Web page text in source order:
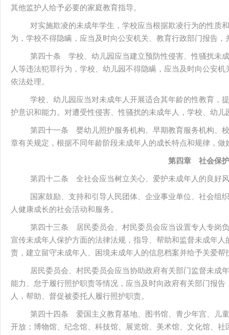
其他监护人给予必要的家庭教育指导。
对实施欺凌的未成年学生，学校应当根据欺凌行为的性质
为，学校不得隐瞒，应当及时向公安机关、教育行政部门报告，
第四十条 学校、幼儿园应当建立预防性侵害、性骚扰未
人等违法犯罪行为，学校、幼儿园不得隐瞒，应当及时向公安
依法处理。
学校、幼儿园应当对未成年人开展适合其年龄的性教育，
护意识和能力。对遭受性侵害、性骚扰的未成年人，学校、幼
第四十一条 婴幼儿照护服务机构、早期教育服务机构、
章有关规定，根据不同年龄阶段未成年人的成长特点和规律，做
第四章 社会保
第四十二条 全社会应当树立关心、爱护未成年人的良好
国家鼓励、支持和引导人民团体、企业事业单位、社会组
人健康成长的社会活动和服务。
第四十三条 居民委员会、村民委员会应当设置专人专岗
宣传未成年人保护方面的法律法规，指导、帮助和监督未成年
责，建立留守未成年人、困境未成年人的信息档案并给予关爱帮
居民委员会、村民委员会应当协助政府有关部门监督未成
能力、怠于履行照护职责等情况，应当及时向政府有关部门报
人，帮助、督促被委托人履行照护职责。
第四十四条 爱国主义教育基地、图书馆、青少年宫、儿
开放；博物馆、纪念馆、科技馆、展览馆、美术馆、文化馆、